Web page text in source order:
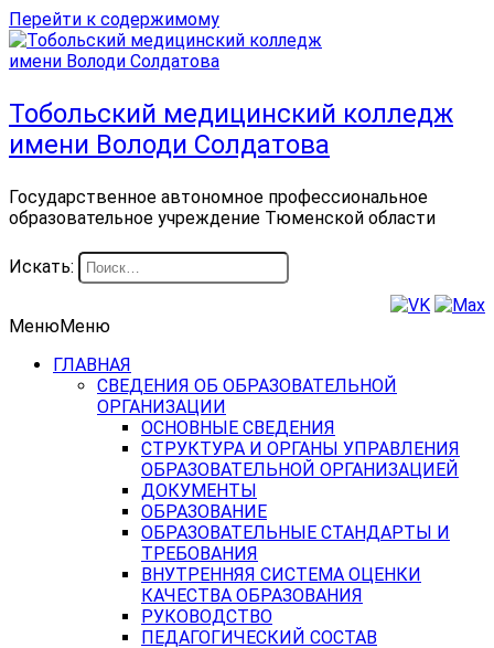
Перейти к содержимому
Тобольский медицинский колледж
имени Володи Солдатова
Государственное автономное профессиональное
образовательное учреждение Тюменской области
Искать:
МенюМеню
ГЛАВНАЯ
СВЕДЕНИЯ ОБ ОБРАЗОВАТЕЛЬНОЙ
ОРГАНИЗАЦИИ
ОСНОВНЫЕ СВЕДЕНИЯ
СТРУКТУРА И ОРГАНЫ УПРАВЛЕНИЯ
ОБРАЗОВАТЕЛЬНОЙ ОРГАНИЗАЦИЕЙ
ДОКУМЕНТЫ
ОБРАЗОВАНИЕ
ОБРАЗОВАТЕЛЬНЫЕ СТАНДАРТЫ И
ТРЕБОВАНИЯ
ВНУТРЕННЯЯ СИСТЕМА ОЦЕНКИ
КАЧЕСТВА ОБРАЗОВАНИЯ
РУКОВОДСТВО
ПЕДАГОГИЧЕСКИЙ СОСТАВ